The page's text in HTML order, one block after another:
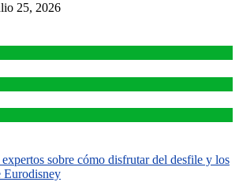
25, 2026
sobre cómo disfrutar del desfile y los
Eurodisney